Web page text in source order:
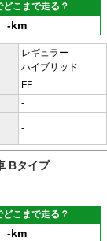
どこまで走る？
-km
レギュラー
ハイブリッド
FF
-
-
Bタイプ
どこまで走る？
-km